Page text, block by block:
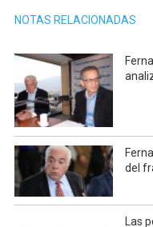
NOTAS RELACIONADAS
del
Las